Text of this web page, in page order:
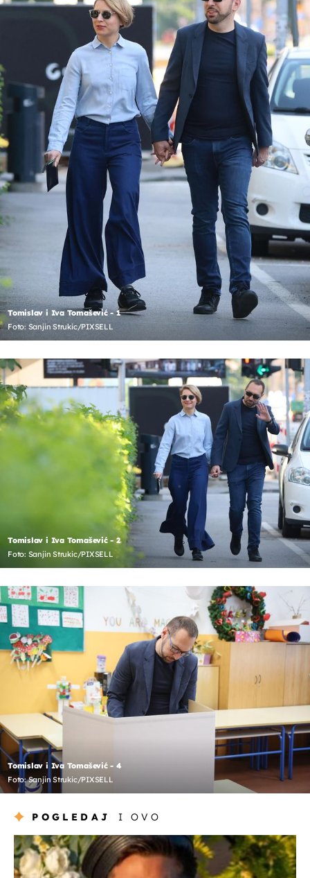
Tomislav i Iva Tomašević - 1
Foto: Sanjin Strukic/PIXSELL
Tomislav i Iva Tomašević - 2
Foto: Sanjin Strukic/PIXSELL
Tomislav i Iva Tomašević - 4
Foto: Sanjin Strukic/PIXSELL
POGLEDAJ I OVO